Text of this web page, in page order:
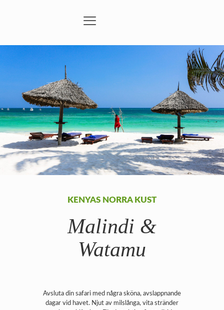
KENYAS NORRA KUST
Malindi &
Watamu
Avsluta din safari med några sköna, avslappnande
dagar vid havet. Njut av milslånga, vita stränder